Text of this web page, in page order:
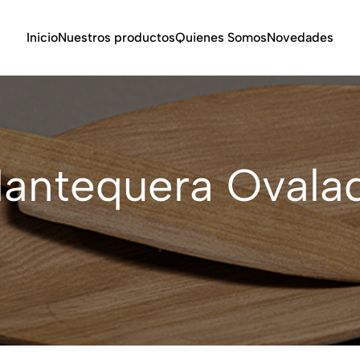
InicioNuestros productosQuienes SomosNovedades